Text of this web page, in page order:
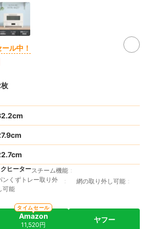
ル中！
ヒータースチーム機能
ンくずトレー取り外
可能
網の取り外し可能
Amazon
11,520円
タイムセール
ヤフー